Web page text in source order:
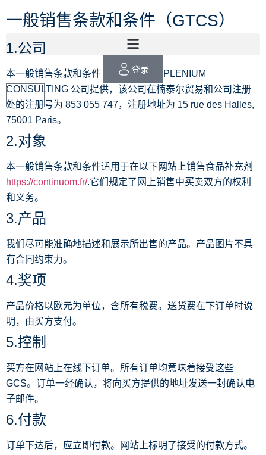
登录
一般销售条款和条件（GTCS）
1.公司
本一般销售条款和条件 (GTCS) 由 EXPLENIUM
CONSULTING 公司提供，该公司在楠泰尔贸易和公司注册
处的注册号为 853 055 747，注册地址为 15 rue des Halles,
75001 Paris。
2.对象
本一般销售条款和条件适用于在以下网站上销售食品补充剂
https://continuom.fr/.它们规定了网上销售中买卖双方的权利
和义务。
3.产品
我们尽可能准确地描述和展示所出售的产品。产品图片不具
有合同约束力。
4.奖项
产品价格以欧元为单位，含所有税费。送货费在下订单时说
明，由买方支付。
5.控制
买方在网站上在线下订单。所有订单均意味着接受这些
GCS。订单一经确认，将向买方提供的地址发送一封确认电
子邮件。
6.付款
订单下达后，应立即付款。网站上标明了接受的付款方式。